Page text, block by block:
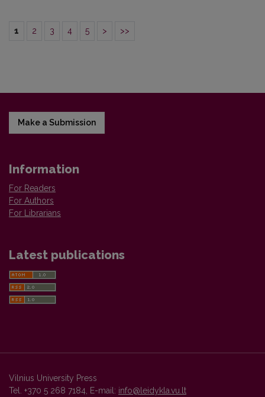
1 2 3 4 5 > >>
Make a Submission
Information
For Readers
For Authors
For Librarians
Latest publications
Vilnius University Press
Tel. +370 5 268 7184, E-mail: info@leidykla.vu.lt